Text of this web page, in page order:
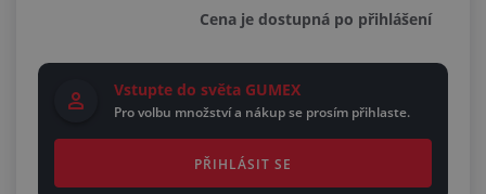
Cena je dostupná po přihlášení
Vstupte do světa GUMEX
Pro volbu množství a nákup se prosím přihlaste.
PŘIHLÁSIT SE